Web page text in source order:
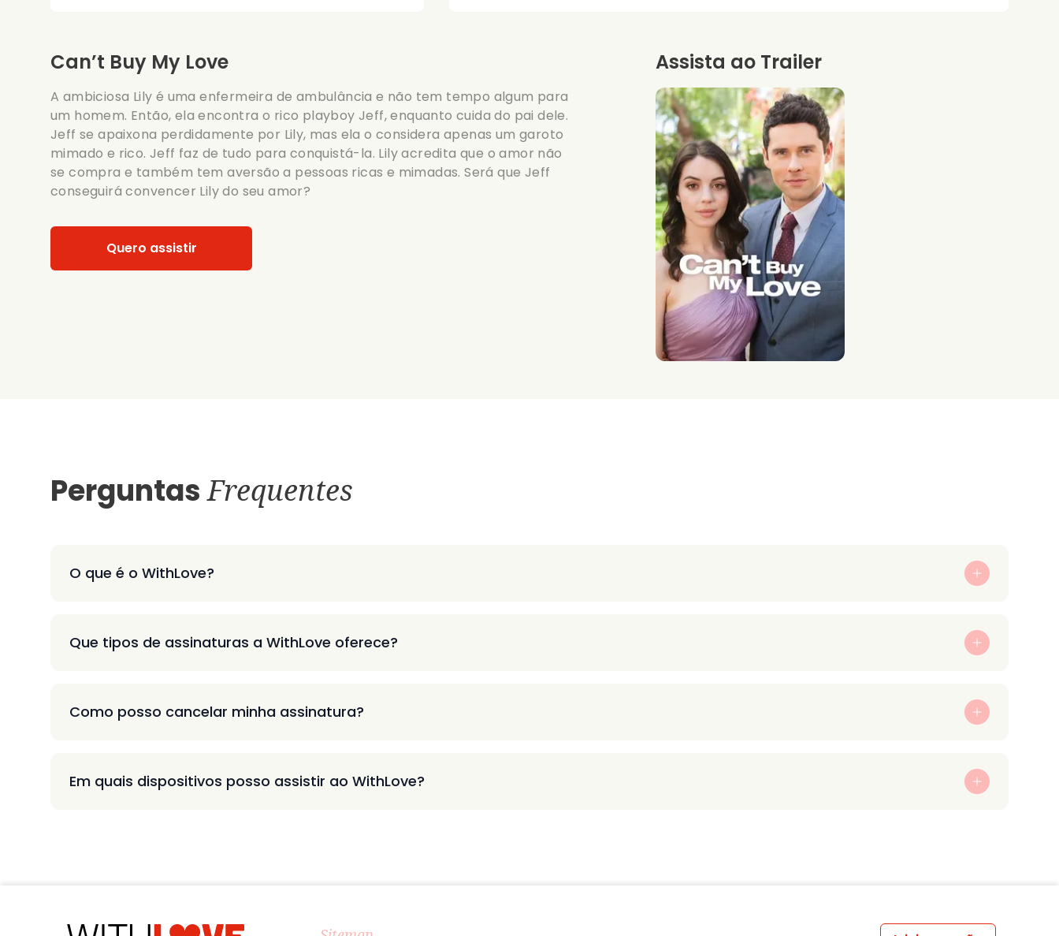
Can’t Buy My Love
A ambiciosa Lily é uma enfermeira de ambulância e não tem tempo algum para
um homem. Então, ela encontra o rico playboy Jeff, enquanto cuida do pai dele.
Jeff se apaixona perdidamente por Lily, mas ela o considera apenas um garoto
mimado e rico. Jeff faz de tudo para conquistá-la. Lily acredita que o amor não
se compra e também tem aversão a pessoas ricas e mimadas. Será que Jeff
conseguirá convencer Lily do seu amor?
Quero assistir
Assista ao Trailer
PerguntasFrequentes
O que é o WithLove?
Que tipos de assinaturas a WithLove oferece?
Como posso cancelar minha assinatura?
Em quais dispositivos posso assistir ao WithLove?